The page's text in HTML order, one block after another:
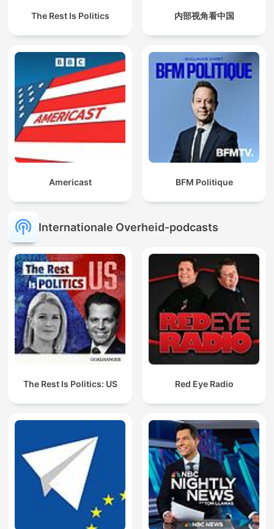
The Rest Is Politics 内部视角看中国
Americast BFM Politique
Internationale Overheid-podcasts
The Rest Is Politics: US Red Eye Radio